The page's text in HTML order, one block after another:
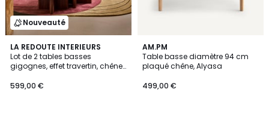
Nouveauté
LA REDOUTE INTERIEURS
Lot de 2 tables basses
gigognes, effet travertin, chêne
599,00 €
AM.PM
Table basse diamètre 94 cm
plaqué chêne, Alyasa
499,00 €
4,4
/ 5